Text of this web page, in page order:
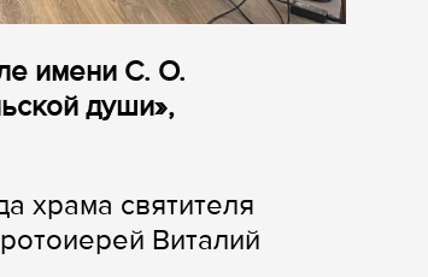
имени С. О.
души»,
храма святителя
Виталий